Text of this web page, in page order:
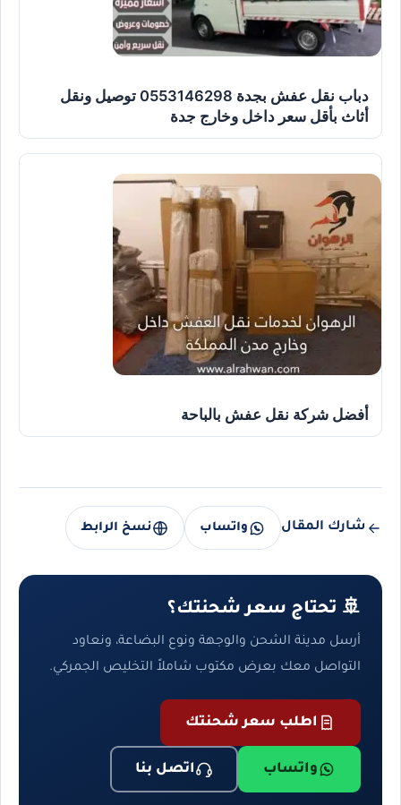
دباب نقل عفش بجدة 0553146298 توصيل ونقل
أثاث بأقل سعر داخل وخارج جدة
أفضل شركة نقل عفش بالباحة
شارك المقال واتساب نسخ الرابط
🚢 تحتاج سعر شحنتك؟
أرسل مدينة الشحن والوجهة ونوع البضاعة، ونعاود
التواصل معك بعرض مكتوب شاملاً التخليص الجمركي.
اطلب سعر شحنتك
واتساب اتصل بنا